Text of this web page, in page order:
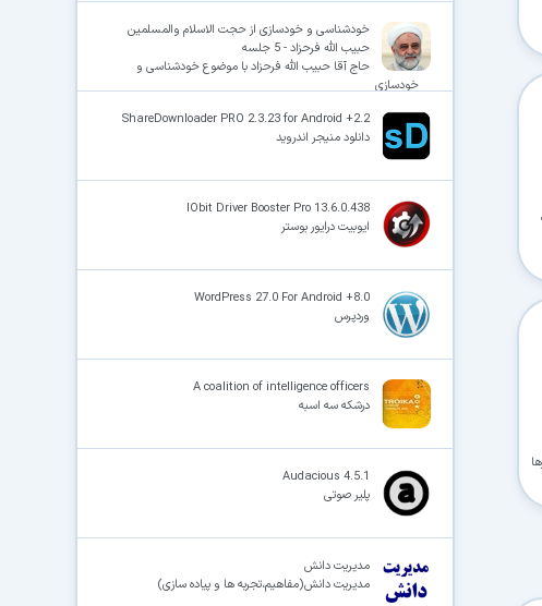
خودشناسی و خودسازی از حجت الاسلام والمسلمین
حبیب الله فرحزاد - 5 جلسه
حاج آقا حبیب الله فرحزاد با موضوع خودشناسی و
خودسازی
ShareDownloader PRO 2.3.23 for Android +2.2
دانلود منیجر اندروید
IObit Driver Booster Pro 13.6.0.438
ایوبیت درایور بوستر
WordPress 27.0 For Android +8.0
وردپرس
A coalition of intelligence officers
درشکه سه اسبه
Audacious 4.5.1
پلیر صوتی
مدیریت دانش
مدیریت دانش(مفاهیم،تجربه ها و پیاده سازی)